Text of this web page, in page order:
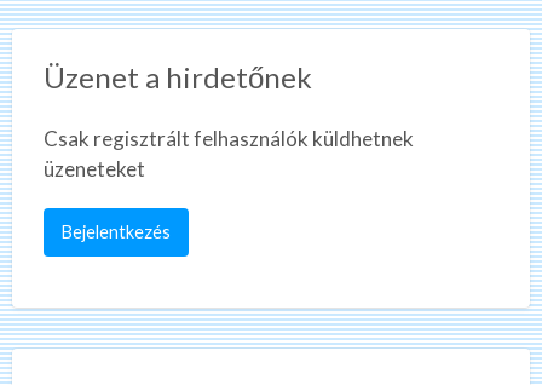
Üzenet a hirdetőnek
Csak regisztrált felhasználók küldhetnek
üzeneteket
Bejelentkezés